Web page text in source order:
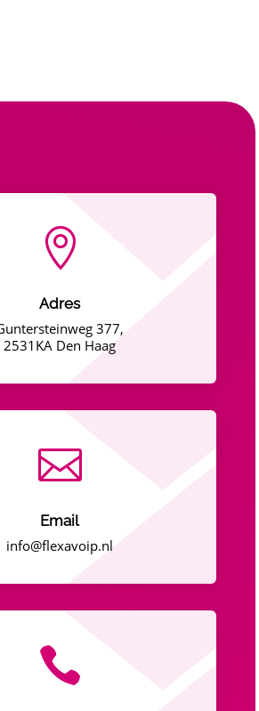

Adres
377,
2531KA Den Haag

Email
info@flexavoip.nl
